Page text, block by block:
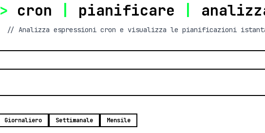
> cron pianificare
// Analizza espressioni cron e visualizza le pianificazioni
Giornaliero Settimanale Mensile